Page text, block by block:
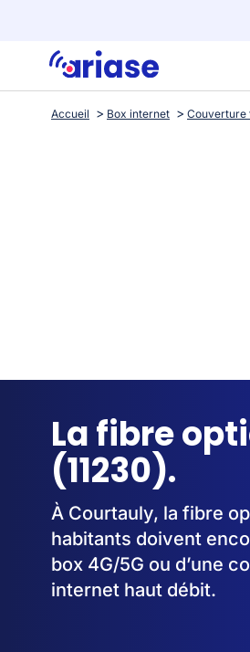
Accueil Box internet Couverture
La fibre
(11230).
À Courtauly, la fibre
habitants doivent
box 4G/5G ou d’une
internet haut débit.